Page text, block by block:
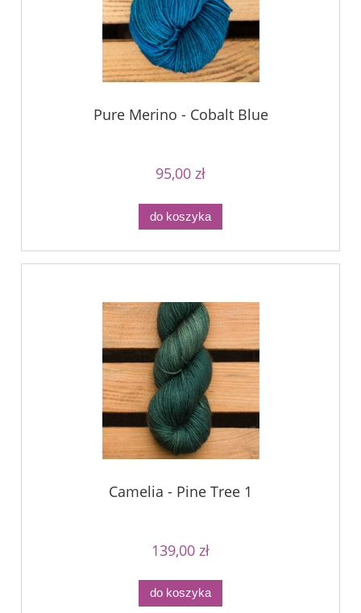
Pure Merino - Cobalt Blue
95,00 zł
do koszyka
Camelia - Pine Tree 1
139,00 zł
do koszyka